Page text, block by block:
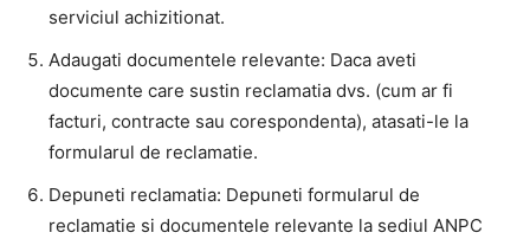
serviciul achizitionat.
Adaugati documentele relevante: Daca aveti
documente care sustin reclamatia dvs. (cum ar fi
facturi, contracte sau corespondenta), atasati-le la
formularul de reclamatie.
Depuneti reclamatia: Depuneti formularul de
reclamatie si documentele relevante la sediul ANPC